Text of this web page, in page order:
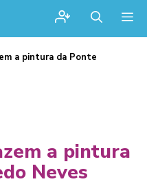
a pintura da Ponte
a pintura
Neves